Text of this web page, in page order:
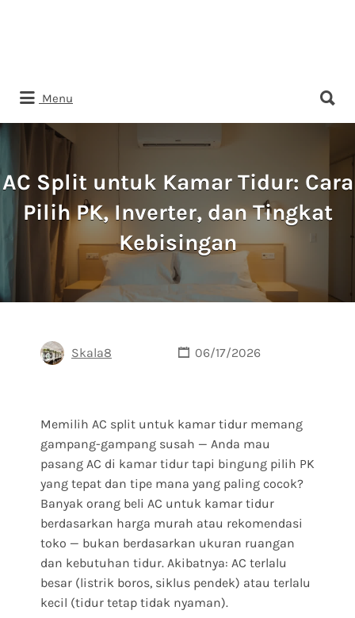
Menu
for:
AC Split untuk Kamar Tidur: Cara
Pilih PK, Inverter, dan Tingkat
Kebisingan
Skala8 06/17/2026
Memilih AC split untuk kamar tidur memang
gampang-gampang susah — Anda mau
pasang AC di kamar tidur tapi bingung pilih PK
yang tepat dan tipe mana yang paling cocok?
Banyak orang beli AC untuk kamar tidur
berdasarkan harga murah atau rekomendasi
toko — bukan berdasarkan ukuran ruangan
dan kebutuhan tidur. Akibatnya: AC terlalu
besar (listrik boros, siklus pendek) atau terlalu
kecil (tidur tetap tidak nyaman).